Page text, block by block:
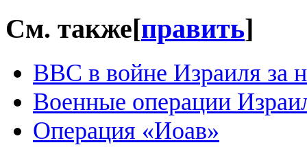
См. также[править]
ВВС в войне Израиля за
Военные операции
Операция «Иоав»